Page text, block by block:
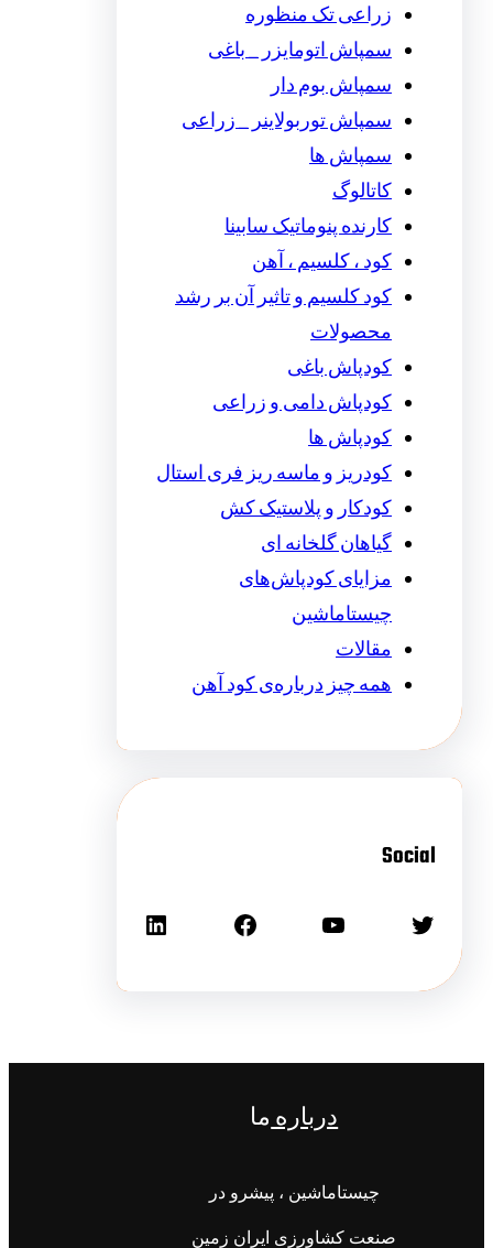
زراعی تک منظوره
سمپاش اتومایزر _ باغی
سمپاش بوم دار
سمپاش توربولاینر _ زراعی
سمپاش ها
کاتالوگ
کارنده پنوماتیک سابینا
کود ، کلسیم ، آهن
کود کلسیم و تاثیر آن بر رشد
محصولات
کودپاش باغی
کودپاش دامی و زراعی
کودپاش ها
کودریز و ماسه ریز فری استال
کودکار و پلاستیک کش
گیاهان گلخانه ای
مزایای کودپاش‌های
چیستاماشین
مقالات
همه چیز درباره‌ی کود آهن
Social
دربارهما
چیستاماشین ، پیشرو در
صنعت کشاورزی ایران زمین